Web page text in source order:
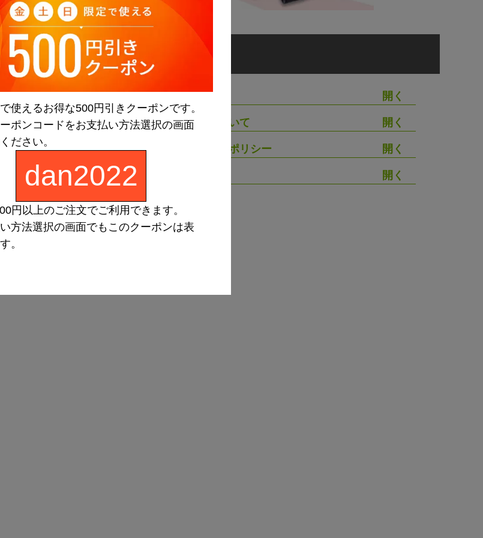
営業時間について
プライバシーポリシー
使えるお得な500円引きクーポンです。
ポンコードをお支払い方法選択の画面
ださい。
dan2022
円以上のご注文でご利用できます。
方法選択の画面でもこのクーポンは表
。